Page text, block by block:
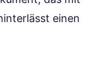
einen